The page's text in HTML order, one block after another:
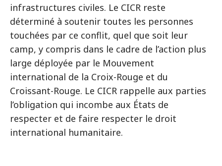
infrastructures civiles. Le CICR reste
déterminé à soutenir toutes les personnes
touchées par ce conflit, quel que soit leur
camp, y compris dans le cadre de l’action plus
large déployée par le Mouvement
international de la Croix-Rouge et du
Croissant-Rouge. Le CICR rappelle aux parties
l’obligation qui incombe aux États de
respecter et de faire respecter le droit
international humanitaire.